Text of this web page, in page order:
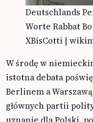
Deutschlands
Worte Rabbat
XBisCotti |
W środę w
istotna debata
Berlinem a
głównych partii